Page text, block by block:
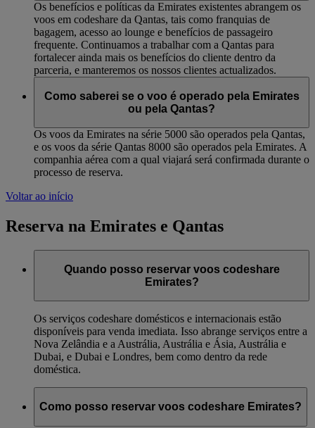
Os benefícios e políticas da Emirates existentes abrangem os
voos em codeshare da Qantas, tais como franquias de
bagagem, acesso ao lounge e benefícios de passageiro
frequente. Continuamos a trabalhar com a Qantas para
fortalecer ainda mais os benefícios do cliente dentro da
parceria, e manteremos os nossos clientes actualizados.
Como saberei se o voo é operado pela Emirates
ou pela Qantas?
Os voos da Emirates na série 5000 são operados pela Qantas,
e os voos da série Qantas 8000 são operados pela Emirates. A
companhia aérea com a qual viajará será confirmada durante o
processo de reserva.
Voltar ao início
Reserva na Emirates e Qantas
Quando posso reservar voos codeshare
Emirates?
Os serviços codeshare domésticos e internacionais estão
disponíveis para venda imediata. Isso abrange serviços entre a
Nova Zelândia e a Austrália, Austrália e Ásia, Austrália e
Dubai, e Dubai e Londres, bem como dentro da rede
doméstica.
Como posso reservar voos codeshare Emirates?